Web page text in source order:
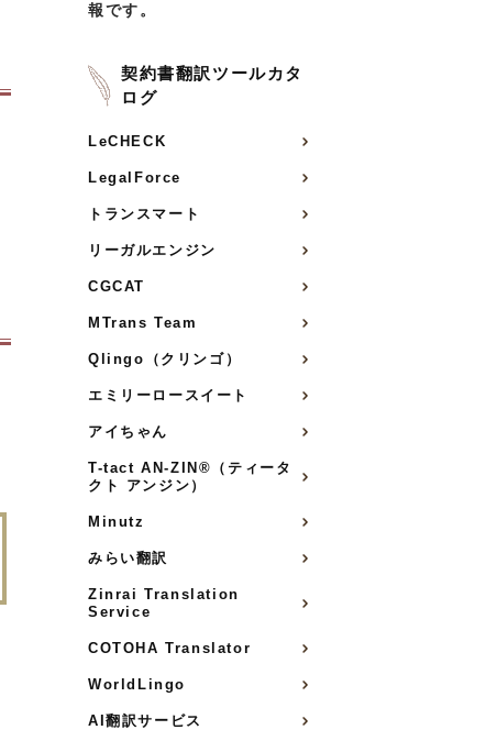
報です。
契約書翻訳ツールカタ
ログ
LeCHECK
LegalForce
トランスマート
リーガルエンジン
CGCAT
MTrans Team
Qlingo（クリンゴ）
エミリーロースイート
アイちゃん
T-tact AN-ZIN®（ティータ
クト アンジン）
Minutz
みらい翻訳
Zinrai Translation
Service
COTOHA Translator
WorldLingo
AI翻訳サービス